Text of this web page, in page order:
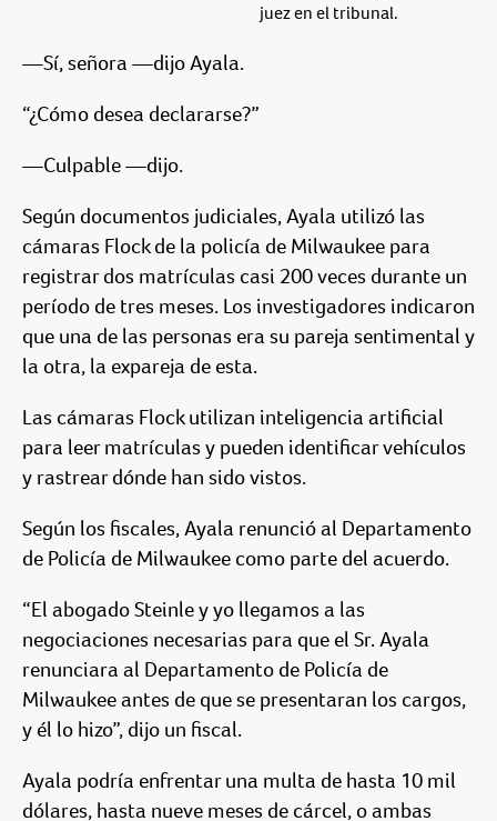
juez en el tribunal.
—Sí, señora —dijo Ayala.
“¿Cómo desea declararse?”
—Culpable —dijo.
Según documentos judiciales, Ayala utilizó las
cámaras Flock de la policía de Milwaukee para
registrar dos matrículas casi 200 veces durante un
período de tres meses. Los investigadores indicaron
que una de las personas era su pareja sentimental y
la otra, la expareja de esta.
Las cámaras Flock utilizan inteligencia artificial
para leer matrículas y pueden identificar vehículos
y rastrear dónde han sido vistos.
Según los fiscales, Ayala renunció al Departamento
de Policía de Milwaukee como parte del acuerdo.
“El abogado Steinle y yo llegamos a las
negociaciones necesarias para que el Sr. Ayala
renunciara al Departamento de Policía de
Milwaukee antes de que se presentaran los cargos,
y él lo hizo”, dijo un fiscal.
Ayala podría enfrentar una multa de hasta 10 mil
dólares, hasta nueve meses de cárcel, o ambas